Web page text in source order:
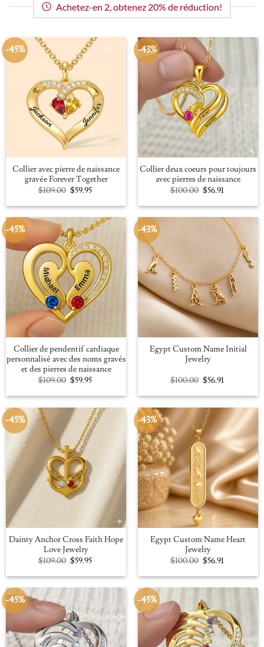
Achetez-en 2, obtenez 20% de réduction!
-45%
Collier avec pierre de naissance
gravée Forever Together
$109.00 Original
price
was:
$59.95Current
is:
-43%
Collier deux coeurs pour toujours
avec pierres de naissance
$100.00 Original
price
was:
$56.91
is:
-45%
Collier de pendentif cardiaque
personnalisé avec des noms gravés
et des pierres de naissance
$109.00 Original
price
was:
$59.95Current
is:
-43%
Egypt Custom Name Initial
Jewelry
$100.00 Original
price
was:
$56.91
is:
-45%
Dainty Anchor Cross Faith Hope
Love Jewelry
$109.00 Original
price
was:
$59.95Current
is:
-43%
Egypt Custom Name Heart
Jewelry
$100.00 Original
price
was:
$56.91
is:
-45% -45%